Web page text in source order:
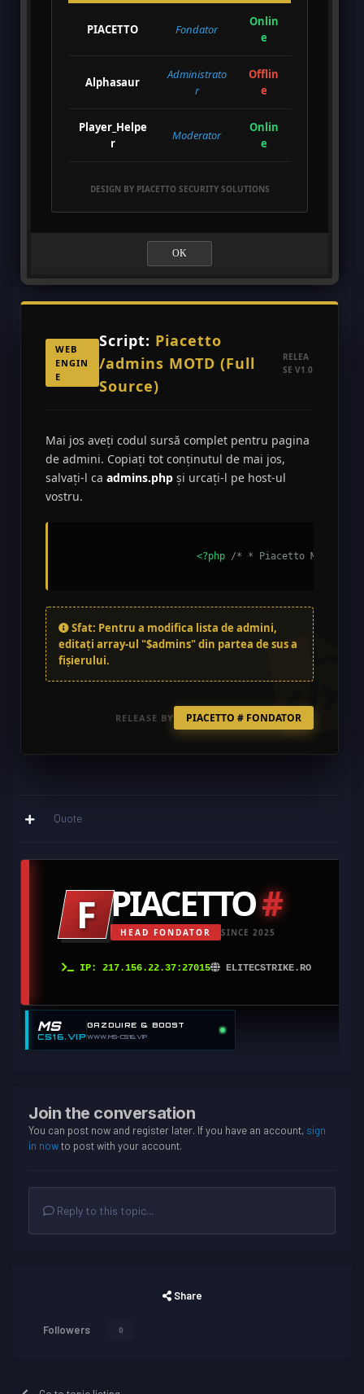
PIACETTO Fondator
Onlin
e
Alphasaur
Administrato
r
Offlin
e
Player_Helpe
r
Moderator
Onlin
e
DESIGN BY PIACETTO SECURITY SOLUTIONS
OK
WEB
ENGIN
E
Script: Piacetto
/admins MOTD (Full
Source)
RELEA
SE V1.0
Mai jos aveți codul sursă complet pentru pagina
de admini. Copiați tot conținutul de mai jos,
salvați-l ca admins.php și urcați-l pe host-ul
vostru.
<?php /* * Piacetto MOTD
Sfat: Pentru a modifica lista de admini,
editați array-ul "$admins" din partea de sus a
fișierului.
RELEASE BY PIACETTO # FONDATOR
Quote
F PIACETTO#
HEAD FONDATOR SINCE 2025
IP: 217.156.22.37:27015 ELITECSTRIKE.RO
MS
CS16.VIP
GAZDUIRE & BOOST
WWW.MS-CS16.VIP
Join the conversation
You can post now and register later. If you have an account, sign
in nowto post with your account.
Reply to this topic...
Share
Followers 0